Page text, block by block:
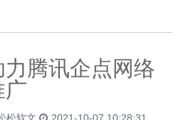
力腾讯企点网络
广